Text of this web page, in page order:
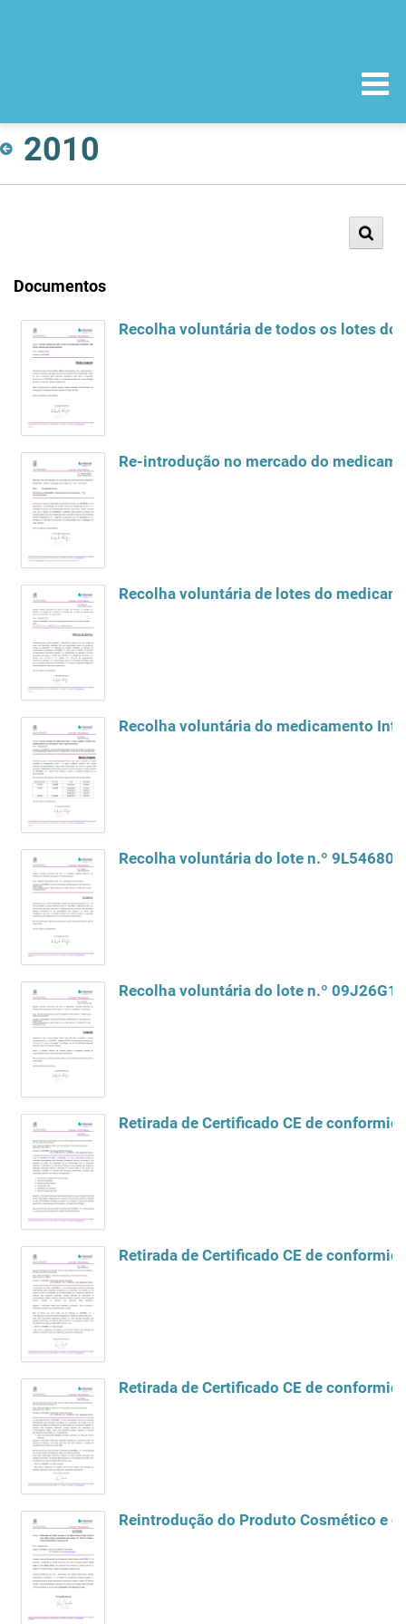
2010
Documentos
Recolha voluntária de todos os lotes do
Re-introdução no mercado do
Recolha voluntária de lotes do
Recolha voluntária do medicamento
Recolha voluntária do lote n.º
Recolha voluntária do lote n.º
Retirada de Certificado CE de
Retirada de Certificado CE de
Retirada de Certificado CE de
Reintrodução do Produto Cosmético e